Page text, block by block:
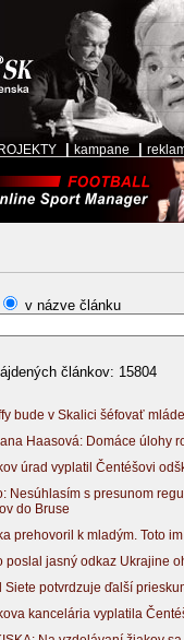
kampane
v názve článku
článkov: 15804
bude v Skalici šéfovať
Haasová: Domáce úlohy
úrad vyplatil Čentéšovi
Nesúhlasím s presunom
do Bruse
prehovoril k mladým. Toto
poslal jasný odkaz Ukrajine
Siete potvrdzuje ďalší
kancelária vyplatila